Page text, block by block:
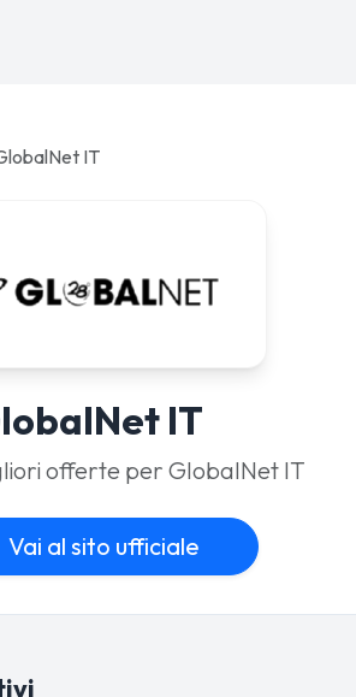
IT
IT
offerte per GlobalNet IT
Vai al sito ufficiale